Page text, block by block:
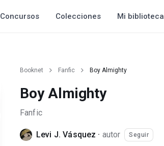
Concursos Colecciones Mi biblioteca
Booknet Fanfic Boy Almighty
Boy Almighty
Fanfic
Levi J. Vásquez · autor Seguir